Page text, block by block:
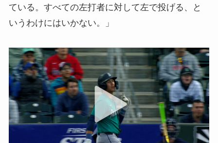
ている。すべての左打者に対して左で投げる、と
いうわけにはいかない。」